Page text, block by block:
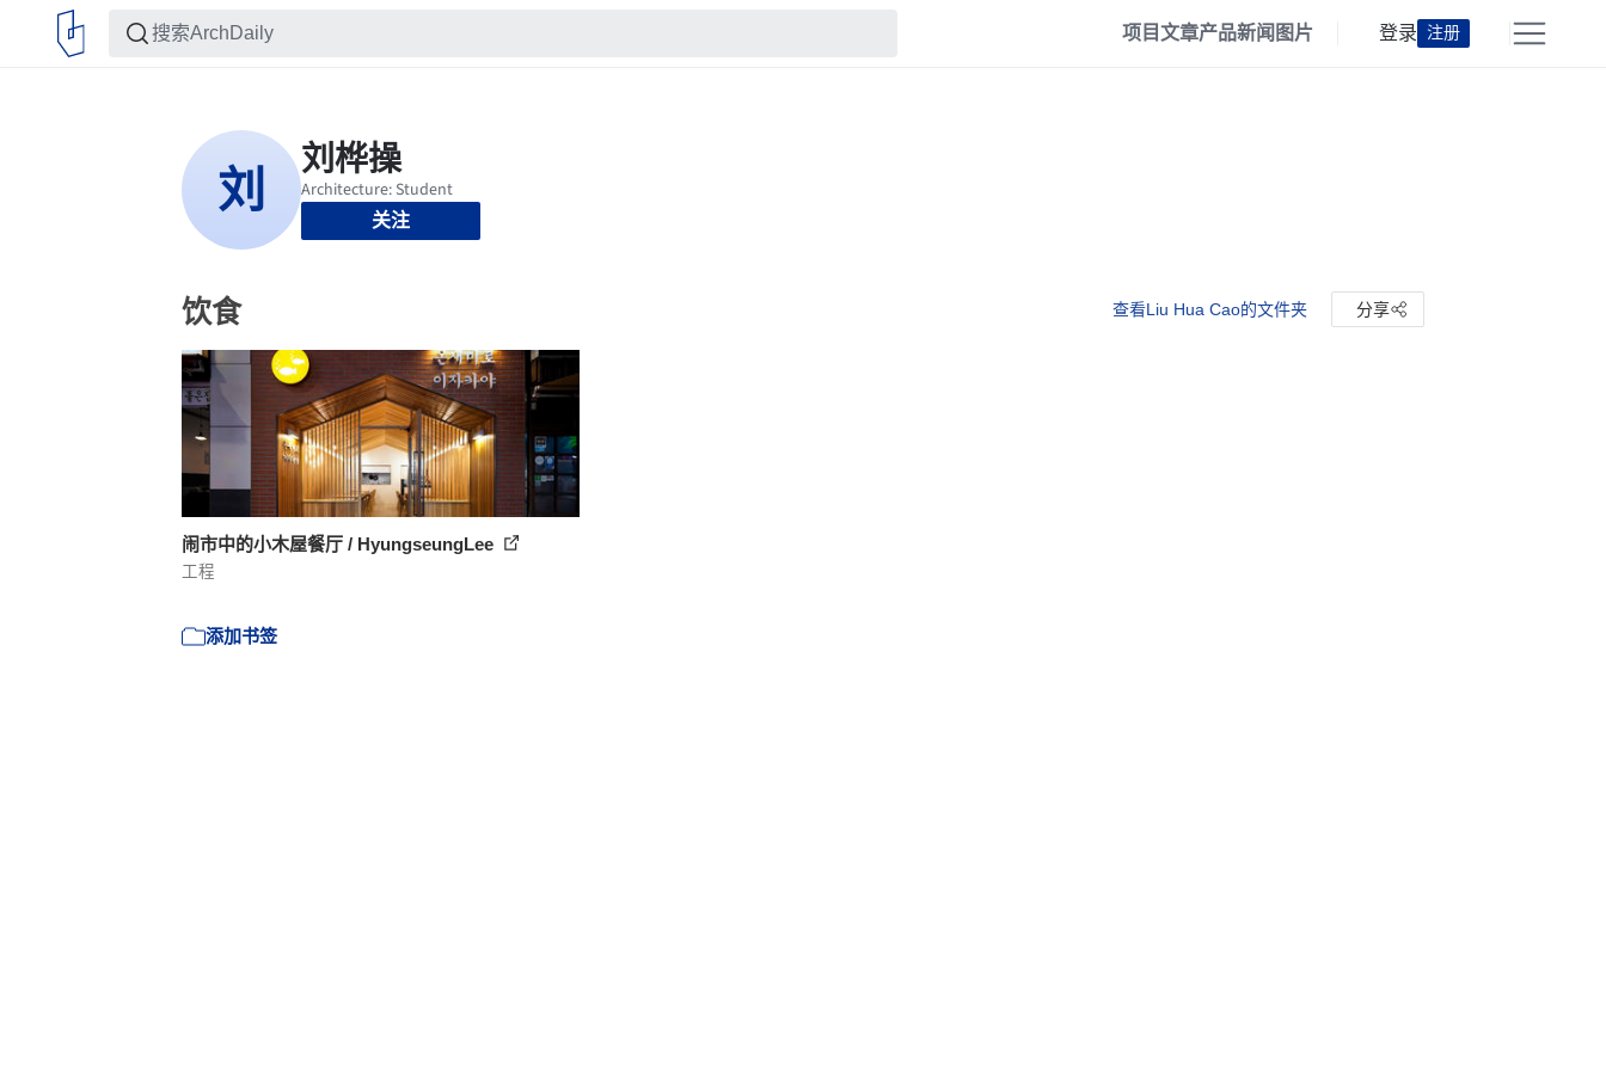
项目文章产品新闻 图片 登录 注册
关注
饮食 查看Liu Hua Cao的文件夹 分享
闹市中的小木屋餐厅 / HyungseungLee
工程
添加书签